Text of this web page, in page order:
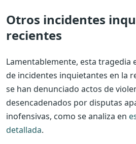
Otros incidentes
recientes
Lamentablemente, esta tragedia
de incidentes inquietantes en la
se han denunciado actos de
desencadenados por disputas
inofensivas, como se analiza en
detallada.